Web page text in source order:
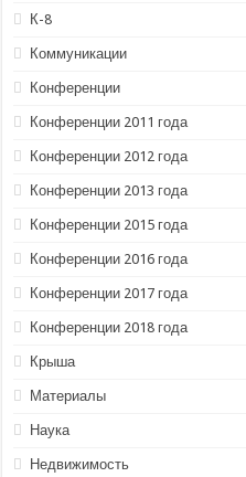
К-8
Коммуникации
Конференции
Конференции 2011 года
Конференции 2012 года
Конференции 2013 года
Конференции 2015 года
Конференции 2016 года
Конференции 2017 года
Конференции 2018 года
Крыша
Материалы
Наука
Недвижимость